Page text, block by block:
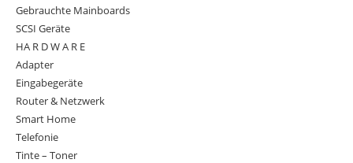
Gebrauchte Mainboards
SCSI Geräte
HA R D W A R E
Adapter
Eingabegeräte
Router & Netzwerk
Smart Home
Telefonie
Tinte – Toner